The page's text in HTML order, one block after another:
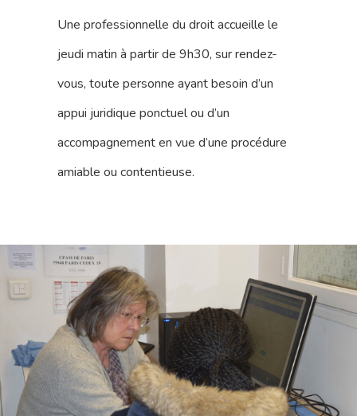
Une professionnelle du droit accueille le
jeudi matin à partir de 9h30, sur rendez-
vous, toute personne ayant besoin d’un
appui juridique ponctuel ou d’un
accompagnement en vue d’une procédure
amiable ou contentieuse.